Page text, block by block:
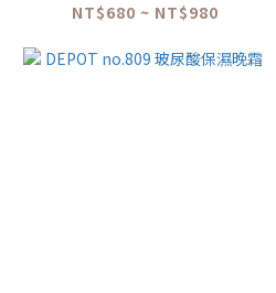
NT$680 ~ NT$980